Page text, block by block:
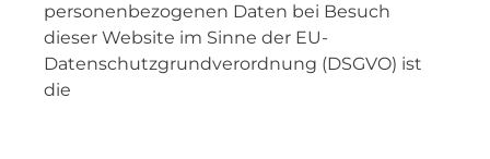
personenbezogenen Daten bei Besuch
dieser Website im Sinne der EU-
Datenschutzgrundverordnung (DSGVO) ist
die